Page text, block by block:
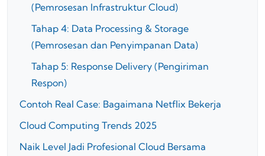
(Pemrosesan Infrastruktur Cloud)
Tahap 4: Data Processing & Storage
(Pemrosesan dan Penyimpanan Data)
Tahap 5: Response Delivery (Pengiriman
Respon)
Contoh Real Case: Bagaimana Netflix Bekerja
Cloud Computing Trends 2025
Naik Level Jadi Profesional Cloud Bersama